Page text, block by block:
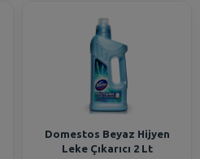
Domestos Beyaz Hijyen
Leke Çıkarıcı 2 Lt